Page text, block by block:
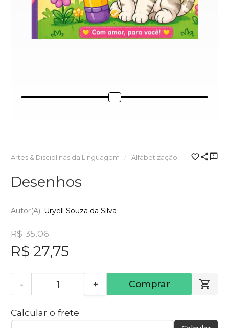
Artes & Disciplinas da Linguagem Alfabetização
Desenhos
Autor(a): Uryell Souza da Silva
R$ 35,06
R$ 27,75
- + Comprar
Calcular o frete